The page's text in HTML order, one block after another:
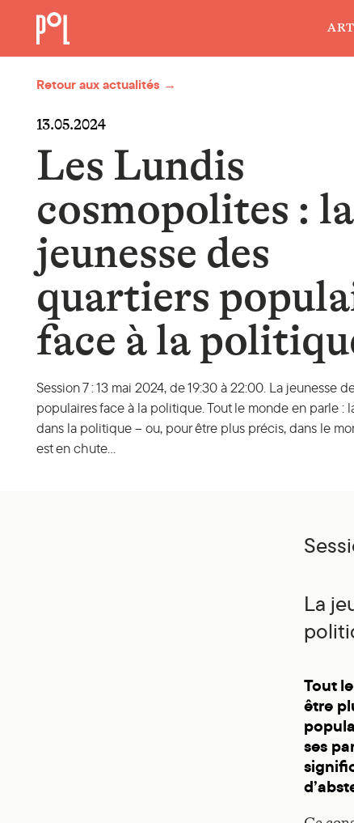
Retour aux actualités →
13.05.2024
Les Lundis
cosmopolites : la
jeunesse des
quartiers
face à la
Session 7 : 13 mai 2024, de 19:30 à 22:00. La jeunesse
populaires face à la politique. Tout le monde en parle :
dans la politique – ou, pour être plus précis, dans le
est en chute…
La
Tout
être
ses